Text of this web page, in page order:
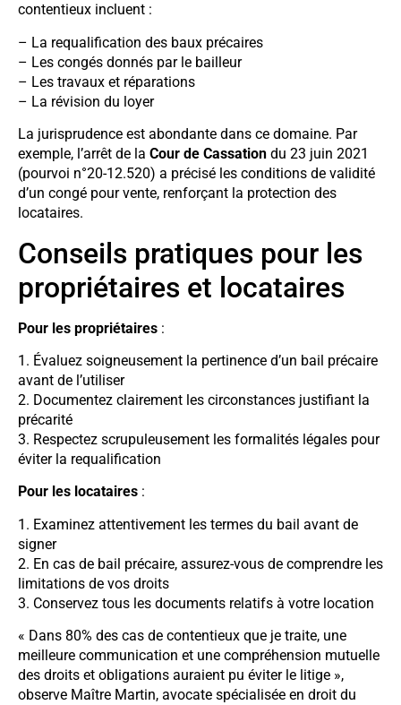
contentieux incluent :
– La requalification des baux précaires
– Les congés donnés par le bailleur
– Les travaux et réparations
– La révision du loyer
La jurisprudence est abondante dans ce domaine. Par
exemple, l’arrêt de la Cour de Cassation du 23 juin 2021
(pourvoi n°20-12.520) a précisé les conditions de validité
d’un congé pour vente, renforçant la protection des
locataires.
Conseils pratiques pour les
propriétaires et locataires
Pour les propriétaires :
1. Évaluez soigneusement la pertinence d’un bail précaire
avant de l’utiliser
2. Documentez clairement les circonstances justifiant la
précarité
3. Respectez scrupuleusement les formalités légales pour
éviter la requalification
Pour les locataires :
1. Examinez attentivement les termes du bail avant de
signer
2. En cas de bail précaire, assurez-vous de comprendre les
limitations de vos droits
3. Conservez tous les documents relatifs à votre location
« Dans 80% des cas de contentieux que je traite, une
meilleure communication et une compréhension mutuelle
des droits et obligations auraient pu éviter le litige »,
observe Maître Martin, avocate spécialisée en droit du